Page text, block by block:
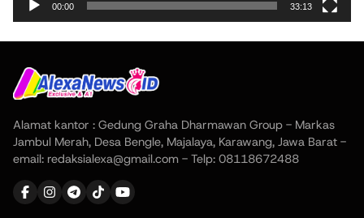
00:00 33:13
Alamat kantor : Gedung Graha Dharmawan Group - Markas
Jambul Merah, Desa Bengle, Majalaya, Karawang, Jawa Barat -
email: redaksialexa@gmail.com - Telp: 08118672488